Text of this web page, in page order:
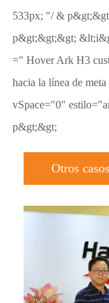
533px; "/ &
p&gt;&gt;&gt;
=" Hover Ark H3
hacia la línea de
vSpace="0"
p&gt;&gt;
Otros casos